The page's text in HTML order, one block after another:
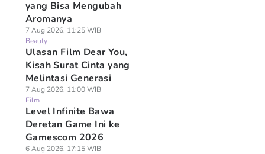
yang Bisa Mengubah
Aromanya
7 Aug 2026, 11:25 WIB
Beauty
Ulasan Film Dear You,
Kisah Surat Cinta yang
Melintasi Generasi
7 Aug 2026, 11:00 WIB
Film
Level Infinite Bawa
Deretan Game Ini ke
Gamescom 2026
6 Aug 2026, 17:15 WIB